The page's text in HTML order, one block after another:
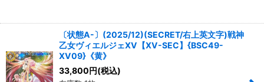
〔状態A-〕(2025/12)(SECRET/右上英文字)戦神
乙女ヴィエルジェXV【XV-SEC】{BSC49-
XV09}《黄》
33,800円(税込)